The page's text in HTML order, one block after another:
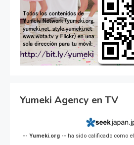
Yumeki Agency en TV
-- Yumeki.org -- ha sido calificado como